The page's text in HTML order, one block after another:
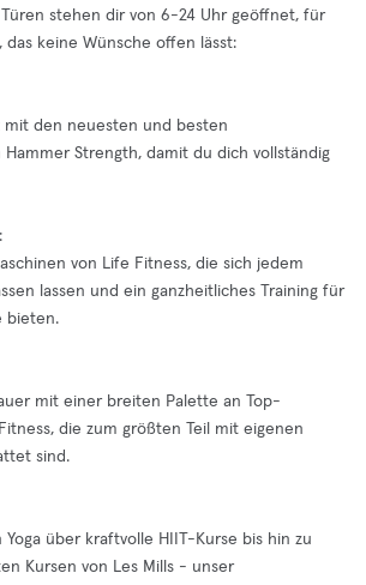
stehen dir von 6-24 Uhr geöffnet, für
das keine Wünsche offen lässt:
mit den neuesten und besten
Hammer Strength, damit du dich vollständig
von Life Fitness, die sich jedem
lassen und ein ganzheitliches Training für
bieten.
mit einer breiten Palette an Top-
die zum größten Teil mit eigenen
sind.
über kraftvolle HIIT-Kurse bis hin zu
Kursen von Les Mills - unser